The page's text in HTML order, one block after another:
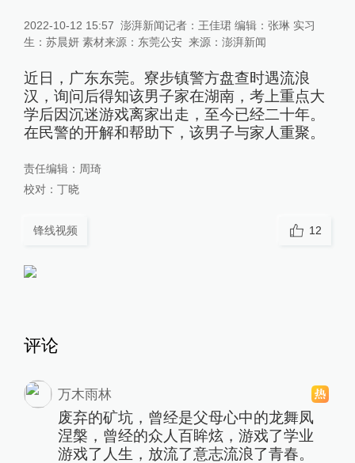
2022-10-12 15:57 澎湃新闻记者：王佳珺 编辑：张琳 实习
生：苏晨妍 素材来源：东莞公安 来源： 澎湃新闻
近日，广东东莞。寮步镇警方盘查时遇流浪
汉，询问后得知该男子家在湖南，考上重点大
学后因沉迷游戏离家出走，至今已经二十年。
在民警的开解和帮助下，该男子与家人重聚。
责任编辑： 周琦
校对： 丁晓
锋线视频 12
评论
万木雨林
废弃的矿坑，曾经是父母心中的龙舞凤
涅槃，曾经的众人百眸炫，游戏了学业
游戏了人生，放流了意志流浪了青春。